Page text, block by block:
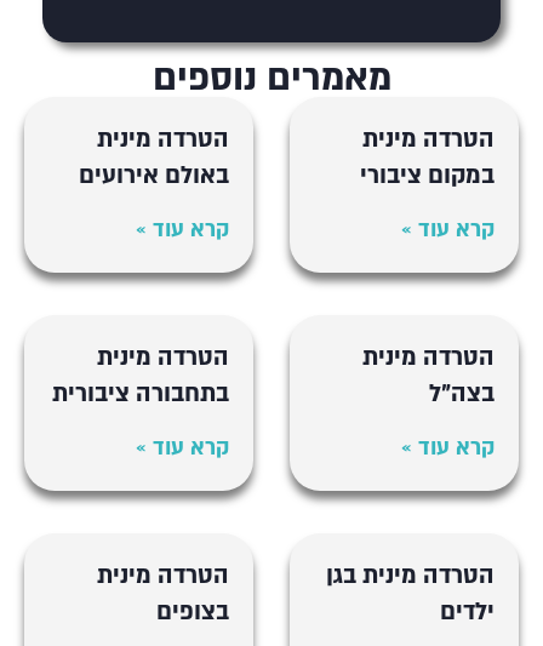
מאמרים נוספים
הטרדה מינית
במקום ציבורי
קרא עוד »
הטרדה מינית
באולם אירועים
קרא עוד »
הטרדה מינית
בצה"ל
קרא עוד »
הטרדה מינית
בתחבורה ציבורית
קרא עוד »
הטרדה מינית בגן
ילדים
הטרדה מינית
בצופים